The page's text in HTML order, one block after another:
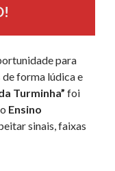
para
de forma lúdica e
Turminha” foi
Ensino
sinais, faixas